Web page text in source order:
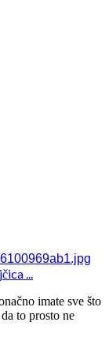
...
imate sve što
to prosto ne